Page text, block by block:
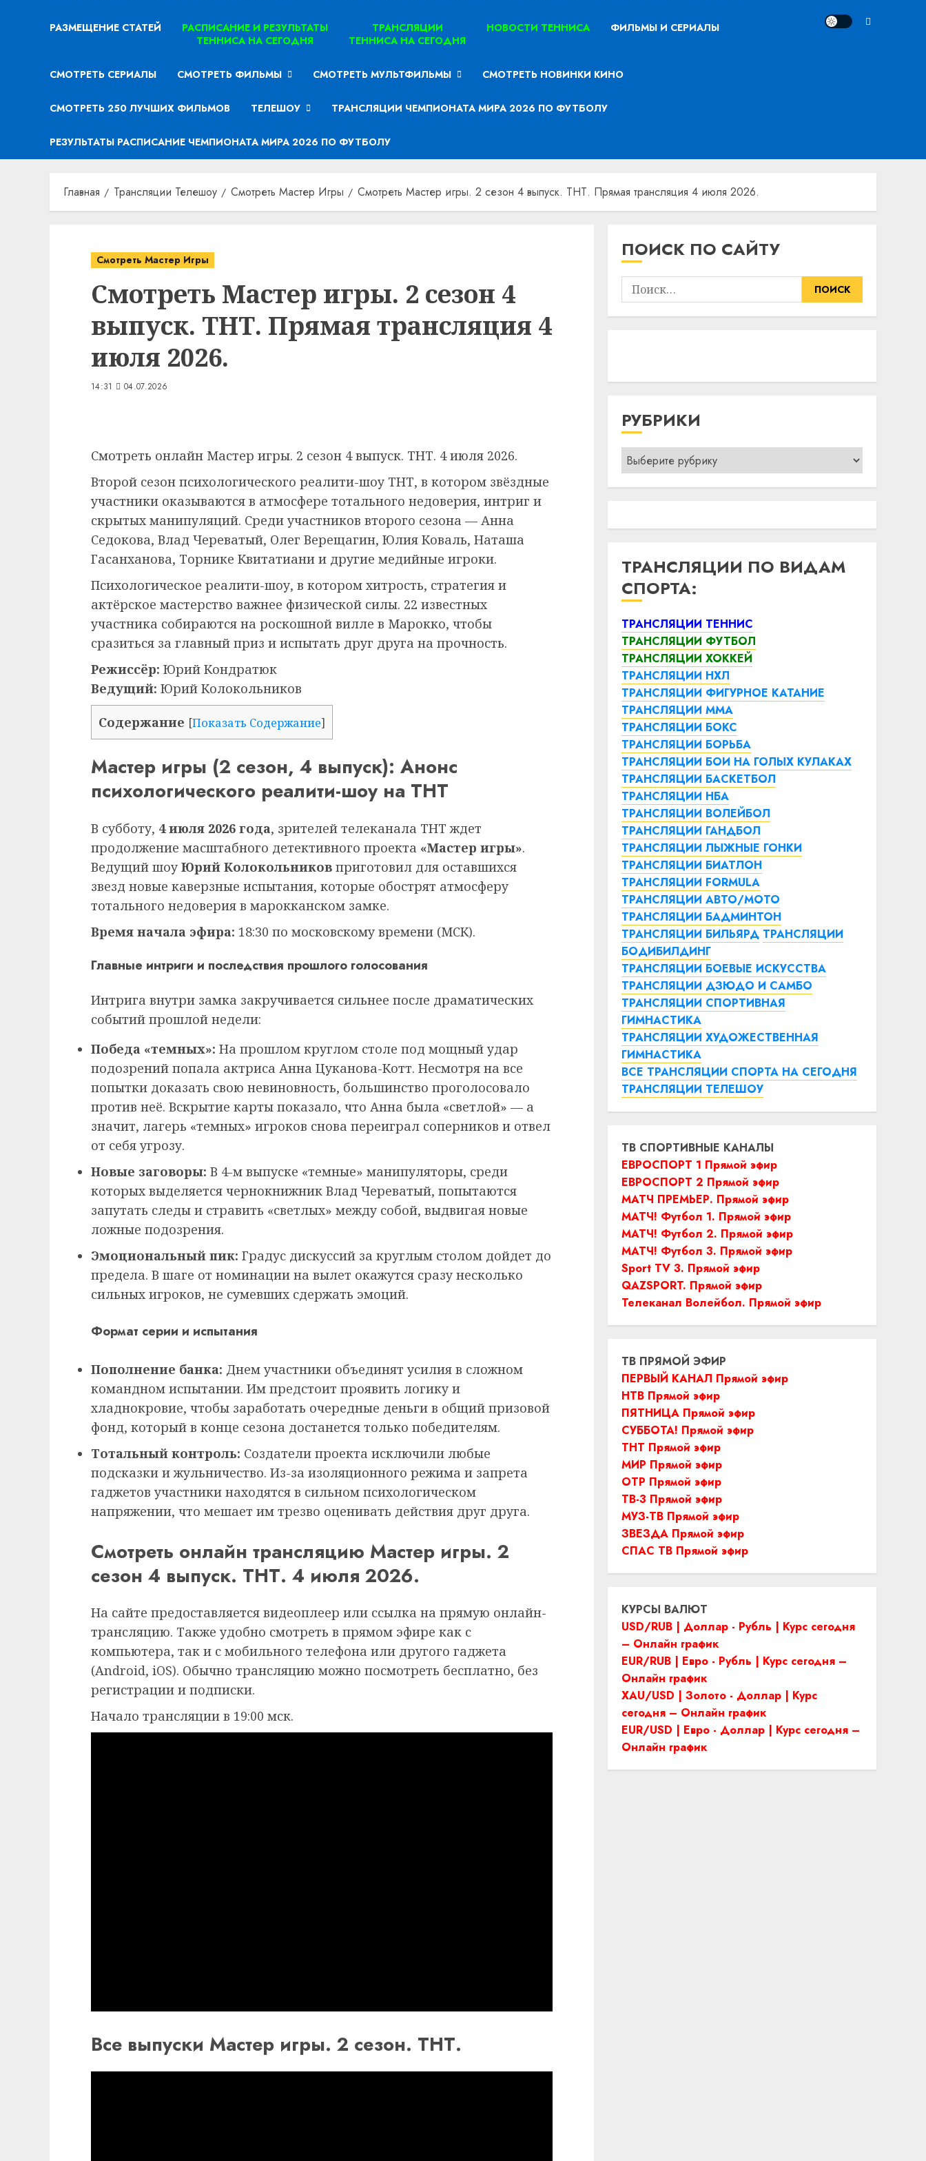
РАЗМЕЩЕНИЕ СТАТЕЙ
РАСПИСАНИЕ И РЕЗУЛЬТАТЫ
ТЕННИСА НА СЕГОДНЯ
ТРАНСЛЯЦИИ
ТЕННИСА НА СЕГОДНЯ
НОВОСТИ ТЕННИСА ФИЛЬМЫ И СЕРИАЛЫ
СМОТРЕТЬ СЕРИАЛЫ СМОТРЕТЬ ФИЛЬМЫ СМОТРЕТЬ МУЛЬТФИЛЬМЫ СМОТРЕТЬ НОВИНКИ КИНО
СМОТРЕТЬ 250 ЛУЧШИХ ФИЛЬМОВ ТЕЛЕШОУ ТРАНСЛЯЦИИ ЧЕМПИОНАТА МИРА 2026 ПО ФУТБОЛУ
РЕЗУЛЬТАТЫ РАСПИСАНИЕ ЧЕМПИОНАТА МИРА 2026 ПО ФУТБОЛУ
Главная Трансляции Телешоу Смотреть Мастер Игры Смотреть Мастер игры. 2 сезон 4 выпуск. ТНТ. Прямая трансляция 4 июля 2026.
Смотреть Мастер Игры
Смотреть Мастер игры. 2 сезон 4
выпуск. ТНТ. Прямая трансляция 4
июля 2026.
14:31 04.07.2026
Смотреть онлайн Мастер игры. 2 сезон 4 выпуск. ТНТ. 4 июля 2026.
Второй сезон психологического реалити-шоу ТНТ, в котором звёздные
участники оказываются в атмосфере тотального недоверия, интриг и
скрытых манипуляций. Среди участников второго сезона — Анна
Седокова, Влад Череватый, Олег Верещагин, Юлия Коваль, Наташа
Гасанханова, Торнике Квитатиани и другие медийные игроки.
Психологическое реалити-шоу, в котором хитрость, стратегия и
актёрское мастерство важнее физической силы. 22 известных
участника собираются на роскошной вилле в Марокко, чтобы
сразиться за главный приз и испытать друг друга на прочность.
Режиссёр: Юрий Кондратюк
Ведущий: Юрий Колокольников
Содержание [Показать Содержание]
Мастер игры (2 сезон, 4 выпуск): Анонс
психологического реалити-шоу на ТНТ
В субботу, 4 июля 2026 года, зрителей телеканала ТНТ ждет
продолжение масштабного детективного проекта «Мастер игры».
Ведущий шоу Юрий Колокольников приготовил для оставшихся
звезд новые каверзные испытания, которые обострят атмосферу
тотального недоверия в марокканском замке.
Время начала эфира: 18:30 по московскому времени (МСК).
Главные интриги и последствия прошлого голосования
Интрига внутри замка закручивается сильнее после драматических
событий прошлой недели:
Победа «темных»: На прошлом круглом столе под мощный удар
подозрений попала актриса Анна Цуканова-Котт. Несмотря на все
попытки доказать свою невиновность, большинство проголосовало
против неё. Вскрытие карты показало, что Анна была «светлой» — а
значит, лагерь «темных» игроков снова переиграл соперников и отвел
от себя угрозу.
Новые заговоры: В 4-м выпуске «темные» манипуляторы, среди
которых выделяется чернокнижник Влад Череватый, попытаются
запутать следы и стравить «светлых» между собой, выдвигая новые
ложные подозрения.
Эмоциональный пик: Градус дискуссий за круглым столом дойдет до
предела. В шаге от номинации на вылет окажутся сразу несколько
сильных игроков, не сумевших сдержать эмоций.
Формат серии и испытания
Пополнение банка: Днем участники объединят усилия в сложном
командном испытании. Им предстоит проявить логику и
хладнокровие, чтобы заработать очередные деньги в общий призовой
фонд, который в конце сезона достанется только победителям.
Тотальный контроль: Создатели проекта исключили любые
подсказки и жульничество. Из-за изоляционного режима и запрета
гаджетов участники находятся в сильном психологическом
напряжении, что мешает им трезво оценивать действия друг друга.
Смотреть онлайн трансляцию Мастер игры. 2
сезон 4 выпуск. ТНТ. 4 июля 2026.
На сайте предоставляется видеоплеер или ссылка на прямую онлайн-
трансляцию. Также удобно смотреть в прямом эфире как с
компьютера, так и с мобильного телефона или другого гаджета
(Android, iOS). Обычно трансляцию можно посмотреть бесплатно, без
регистрации и подписки.
Начало трансляции в 19:00 мск.
Все выпуски Мастер игры. 2 сезон. ТНТ.
ПОИСК ПО САЙТУ
Найти:
РУБРИКИ
Рубрики
ТРАНСЛЯЦИИ ПО ВИДАМ
СПОРТА:
ТРАНСЛЯЦИИ ТЕННИС
ТРАНСЛЯЦИИ ФУТБОЛ
ТРАНСЛЯЦИИ ХОККЕЙ
ТРАНСЛЯЦИИ НХЛ
ТРАНСЛЯЦИИ ФИГУРНОЕ КАТАНИЕ
ТРАНСЛЯЦИИ ММА
ТРАНСЛЯЦИИ БОКС
ТРАНСЛЯЦИИ БОРЬБА
ТРАНСЛЯЦИИ БОИ НА ГОЛЫХ КУЛАКАХ
ТРАНСЛЯЦИИ БАСКЕТБОЛ
ТРАНСЛЯЦИИ НБА
ТРАНСЛЯЦИИ ВОЛЕЙБОЛ
ТРАНСЛЯЦИИ ГАНДБОЛ
ТРАНСЛЯЦИИ ЛЫЖНЫЕ ГОНКИ
ТРАНСЛЯЦИИ БИАТЛОН
ТРАНСЛЯЦИИ FORMULA
ТРАНСЛЯЦИИ АВТО/МОТО
ТРАНСЛЯЦИИ БАДМИНТОН
ТРАНСЛЯЦИИ БИЛЬЯРД ТРАНСЛЯЦИИ
БОДИБИЛДИНГ
ТРАНСЛЯЦИИ БОЕВЫЕ ИСКУССТВА
ТРАНСЛЯЦИИ ДЗЮДО И САМБО
ТРАНСЛЯЦИИ СПОРТИВНАЯ
ГИМНАСТИКА
ТРАНСЛЯЦИИ ХУДОЖЕСТВЕННАЯ
ГИМНАСТИКА
ВСЕ ТРАНСЛЯЦИИ СПОРТА НА СЕГОДНЯ
ТРАНСЛЯЦИИ ТЕЛЕШОУ
ТВ СПОРТИВНЫЕ КАНАЛЫ
ЕВРОСПОРТ 1 Прямой эфир
ЕВРОСПОРТ 2 Прямой эфир
МАТЧ ПРЕМЬЕР. Прямой эфир
МАТЧ! Футбол 1. Прямой эфир
МАТЧ! Футбол 2. Прямой эфир
МАТЧ! Футбол 3. Прямой эфир
Sport TV 3. Прямой эфир
QAZSPORT. Прямой эфир
Телеканал Волейбол. Прямой эфир
ТВ ПРЯМОЙ ЭФИР
ПЕРВЫЙ КАНАЛ Прямой эфир
НТВ Прямой эфир
ПЯТНИЦА Прямой эфир
СУББОТА! Прямой эфир
ТНТ Прямой эфир
МИР Прямой эфир
ОТР Прямой эфир
ТВ-3 Прямой эфир
МУЗ-ТВ Прямой эфир
ЗВЕЗДА Прямой эфир
СПАС ТВ Прямой эфир
КУРСЫ ВАЛЮТ
USD/RUB | Доллар - Рубль | Курс сегодня
– Онлайн график
EUR/RUB | Евро - Рубль | Курс сегодня –
Онлайн график
XAU/USD | Золото - Доллар | Курс
сегодня – Онлайн график
EUR/USD | Евро - Доллар | Курс сегодня –
Онлайн график